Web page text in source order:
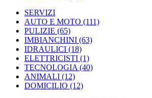
SERVIZI
AUTO E MOTO (111)
PULIZIE (65)
IMBIANCHINI (63)
IDRAULICI (18)
ELETTRICISTI (1)
TECNOLOGIA (40)
ANIMALI (12)
DOMICILIO (12)